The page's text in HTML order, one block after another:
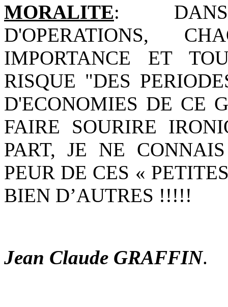
MORALITE: DANS
D'OPERATIONS,
IMPORTANCE ET
RISQUE "DES
D'ECONOMIES DE CE
FAIRE SOURIRE
PART, JE NE
PEUR DE CES «
BIEN D’AUTRES !!!!!
Jean Claude GRAFFIN.